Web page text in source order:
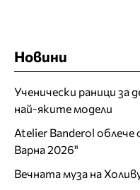
Новини
Ученически раници за
най-яките модели
Atelier Banderol
Варна 2026"
Вечната муза на